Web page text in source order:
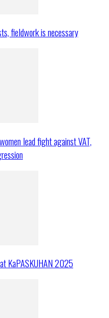
fieldwork is necessary
lead fight against VAT,
KaPASKUHAN 2025